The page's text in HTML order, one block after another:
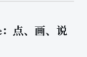
点、画、说